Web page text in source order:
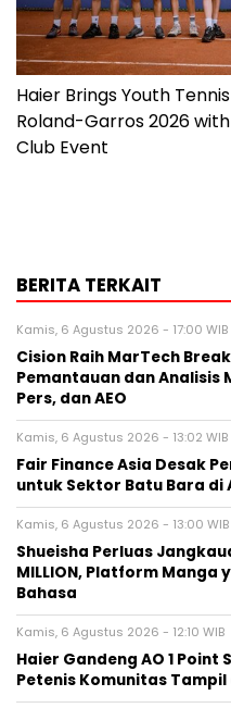
Haier Brings Youth
Roland-Garros 2026
Club Event
BERITA TERKAIT
Kamis, 6 Agustus 2026 - 17:00 WIB
Cision Raih MarTech
Pemantauan dan Analisis
Pers, dan AEO
Kamis, 6 Agustus 2026 - 13:02 WIB
Fair Finance Asia Desak
untuk Sektor Batu Bara di
Kamis, 6 Agustus 2026 - 13:00 WIB
Shueisha Perluas
MILLION, Platform Manga
Bahasa
Kamis, 6 Agustus 2026 - 12:10 WIB
Haier Gandeng AO 1 Point
Petenis Komunitas